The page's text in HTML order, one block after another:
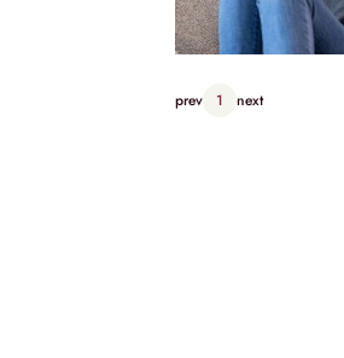
prev 1 next